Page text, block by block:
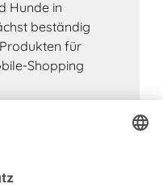
Hunde in
beständig
für
Shopping